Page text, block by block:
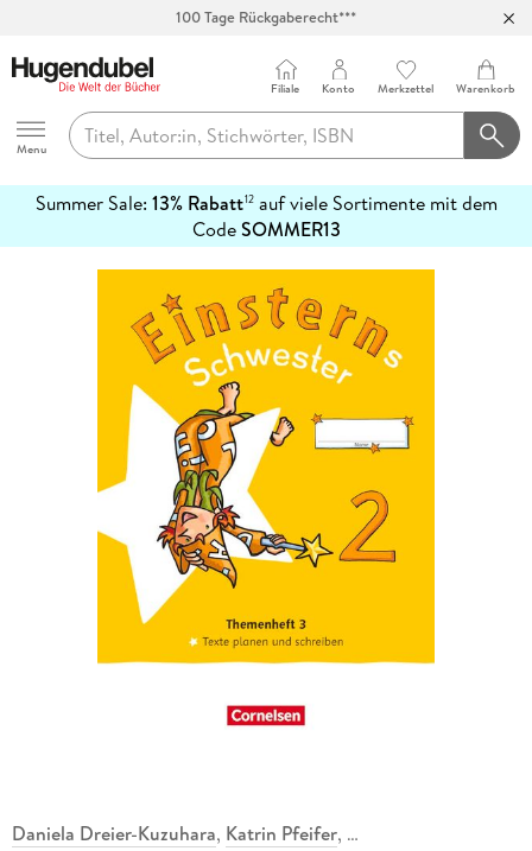
100 Tage Rückgaberecht***
Hugendubel
Menu
Filiale Konto Merkzettel Warenkorb
Summer Sale: 13% Rabatt12auf viele Sortimente mit dem
CodeSOMMER13
erfahren
Daniela Dreier-Kuzuhara, Katrin Pfeifer,